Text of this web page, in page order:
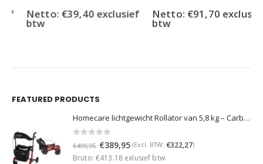
Netto:€39,40exclusief
btw
Netto:€91,70 exclusief
btw
FEATURED PRODUCTS
Homecare lichtgewicht Rollator van 5,8 kg – Carbon rollator tot 150 kg draaggewicht – Dubbel opvouwbaar en inclusief reistas - Rood
out of 5
€499,95 Oorspronkelijke
prijs
€389,95Huidige
prijs
(Excl. BTW: €322,27)
Bruto: €413.18 exlusief btw